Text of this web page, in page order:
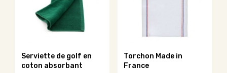
options
peuvent
sur
choisies
la
page
Serviette de golf en
coton absorbant
Torchon Made in
France